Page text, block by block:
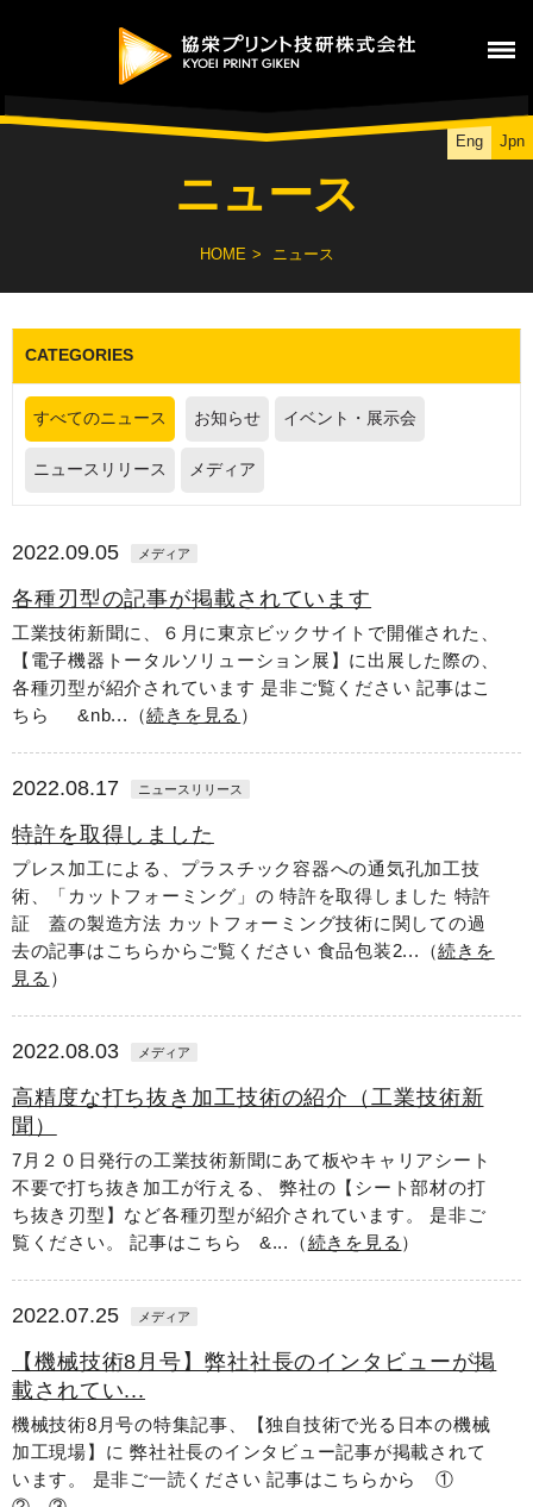
Eng Jpn
ニュース
HOME ニュース
CATEGORIES
すべてのニュース お知らせ イベント・展示会
ニュースリリース メディア
2022.09.05 メディア
各種刃型の記事が掲載されています
工業技術新聞に、６月に東京ビックサイトで開催された、
【電子機器トータルソリューション展】に出展した際の、
各種刃型が紹介されています 是非ご覧ください 記事はこ
ちら &nb...（続きを見る ）
2022.08.17 ニュースリリース
特許を取得しました
プレス加工による、プラスチック容器への通気孔加工技
術、「カットフォーミング」の 特許を取得しました 特許
証 蓋の製造方法 カットフォーミング技術に関しての過
去の記事はこちらからご覧ください 食品包装2...（続きを
見る ）
2022.08.03 メディア
高精度な打ち抜き加工技術の紹介（工業技術新
聞）
7月２０日発行の工業技術新聞にあて板やキャリアシート
不要で打ち抜き加工が行える、 弊社の【シート部材の打
ち抜き刃型】など各種刃型が紹介されています。 是非ご
覧ください。 記事はこちら &...（続きを見る ）
2022.07.25 メディア
【機械技術8月号】弊社社長のインタビューが掲
載されてい...
機械技術8月号の特集記事、【独自技術で光る日本の機械
加工現場】に 弊社社長のインタビュー記事が掲載されて
います。 是非ご一読ください 記事はこちらから ①